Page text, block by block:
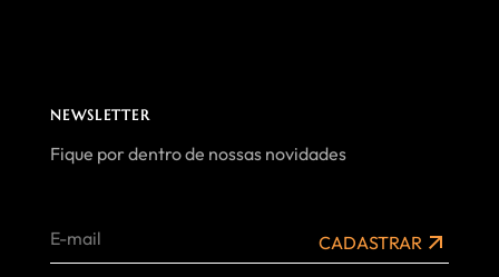
NEWSLETTER
Fique por dentro de nossas novidades
CADASTRAR